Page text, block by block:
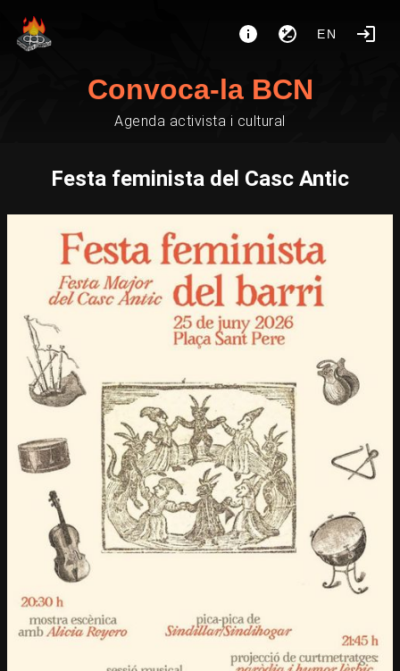
EN
Convoca-la BCN
Agenda activista i cultural
Festa feminista del Casc Antic